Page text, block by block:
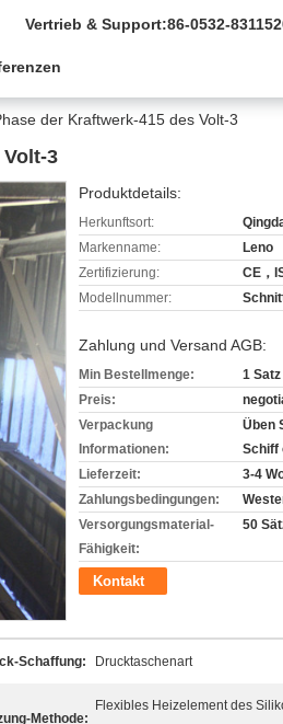
Vertrieb & Support:86-0532-
der Kraftwerk-415 des Volt-3
3
Produktdetails:
Herkunftsort:
Markenname:
Leno
Zertifizierung:
CE，
Modellnummer:
Zahlung und Versand AGB:
Min Bestellmenge:
1 Satz
Preis:
Verpackung
Informationen:
Üben
Schiff
Lieferzeit:
3-4
Zahlungsbedingungen:
Versorgungsmaterial-
Fähigkeit:
50
Kontakt
Schaffung: Drucktaschenart
Methode:
Flexibles Heizelement des